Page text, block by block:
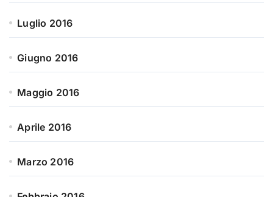
Luglio 2016
Giugno 2016
Maggio 2016
Aprile 2016
Marzo 2016